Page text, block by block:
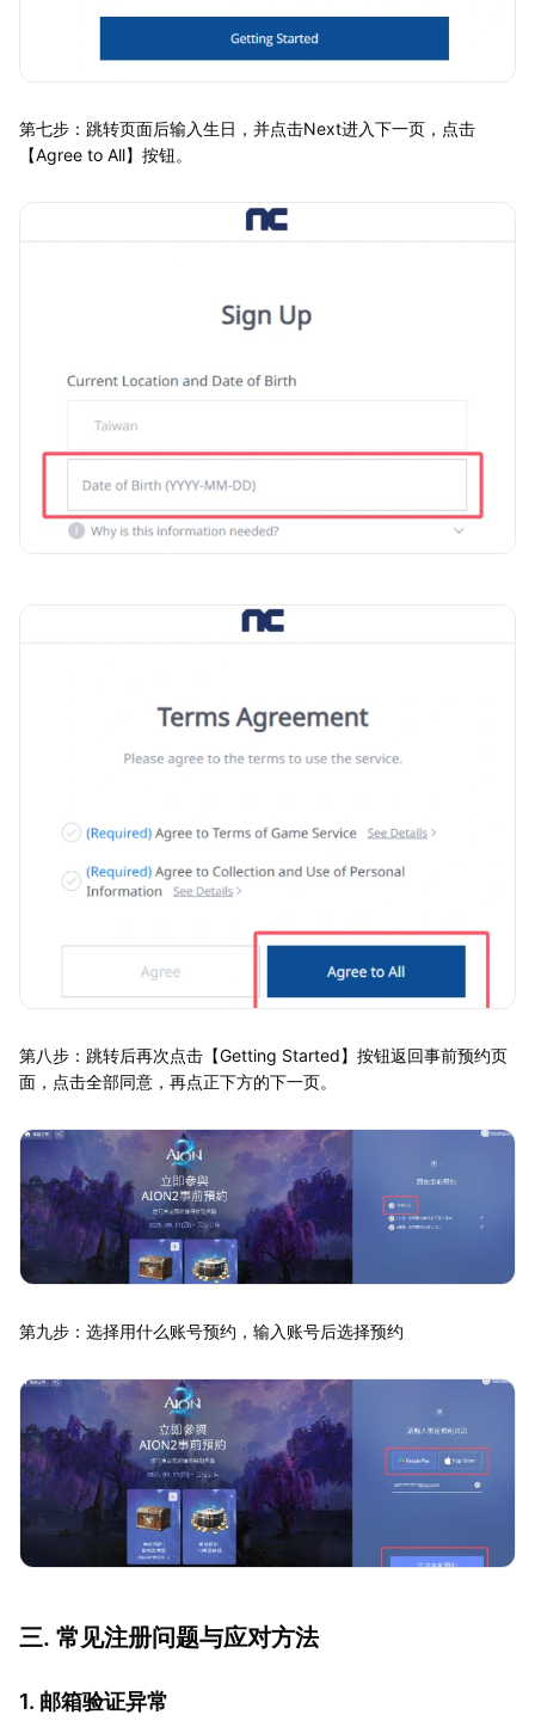
第七步：跳转页面后输入生日，并点击Next进入下一页，点击
【Agree to All】按钮。
第八步：跳转后再次点击【Getting Started】按钮返回事前预约页
面，点击全部同意，再点正下方的下一页。
第九步：选择用什么账号预约，输入账号后选择预约
三. 常见注册问题与应对方法
1. 邮箱验证异常